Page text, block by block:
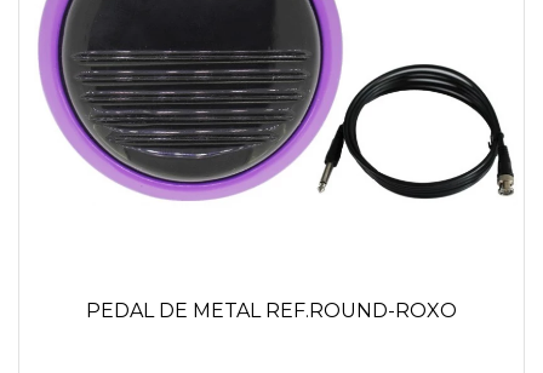
PEDAL DE METAL REF.ROUND-ROXO